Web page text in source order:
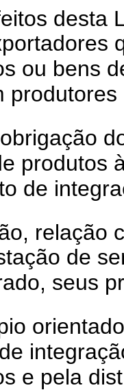
desta
ou bens
produtos
de
relação
de
seus
e pela